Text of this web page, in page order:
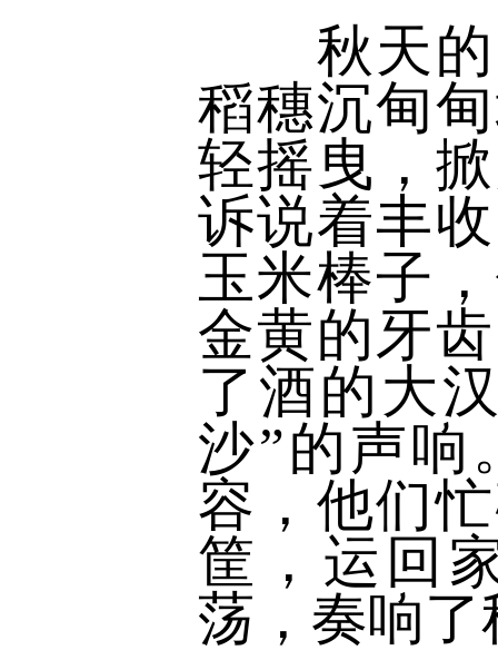
秋天的
稻穗沉甸
轻摇曳，
诉说着丰
玉米棒子
金黄的牙
了酒的大
沙”的声响
容，他们
筐，运回
荡，奏响